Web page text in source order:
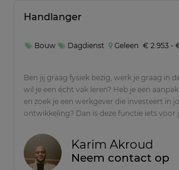
Handlanger
Bouw Dagdienst Geleen € 2.953 -
Ben jij graag fysiek bezig, werk je graag in
wil je een écht vak leren? Heb je een
en zoek je een werkgever die investeert in
ontwikkeling? Dan is deze functie iets voor
Karim Akroud
Neem contact op